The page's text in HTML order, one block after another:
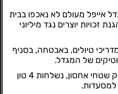
אייפל מעולם לא נאכפו בבית
זכויות יוצרים נגד מיליוני
כמדריכי טיולים, באבטחה, בסניף
של המגדל.
מכיוון שלמגדל אייפל אין מספיק שטחי אחסון, נשלחות 4 טון